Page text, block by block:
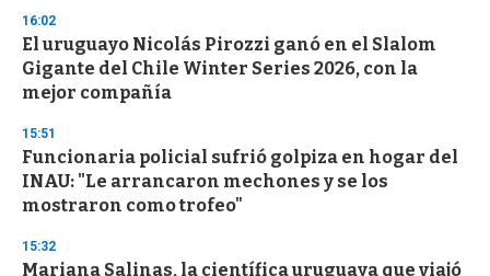
3
s
e
c
o
d
s
16:02
El uruguayo Nicolás Pirozzi ganó en el Slalom
Gigante del Chile Winter Series 2026, con la
mejor compañía
15:51
Funcionaria policial sufrió golpiza en hogar del
INAU: "Le arrancaron mechones y se los
mostraron como trofeo"
15:32
Mariana Salinas, la científica uruguaya que viajó